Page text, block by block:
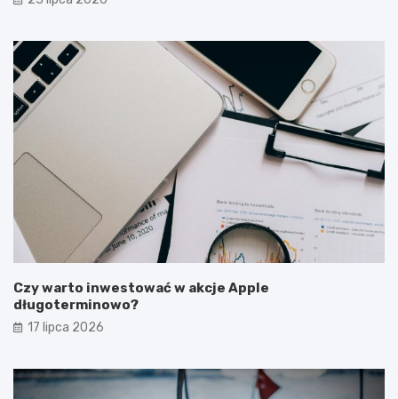
Czy warto inwestować w akcje Apple
długoterminowo?
17 lipca 2026